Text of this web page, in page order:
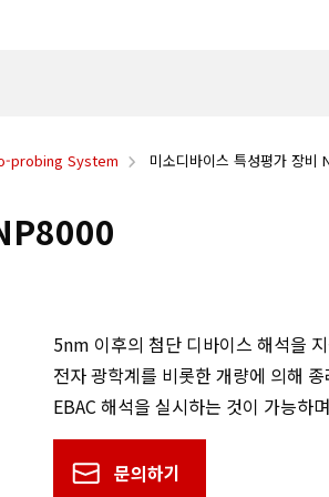
probing System 미소디바이스 특성평가 장
5nm 이후의 첨단 디바이스 해석을
전자 광학계를 비롯한 개량에 의해
EBAC 해석을 실시하는 것이 가능하
문의하기